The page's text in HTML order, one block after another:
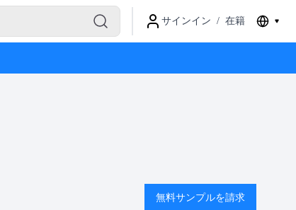
サインイン / 在籍
無料サンプルを請求